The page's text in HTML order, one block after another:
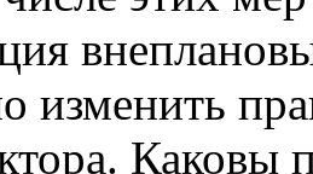
изменить